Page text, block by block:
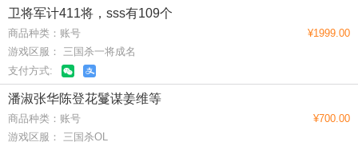
卫将军计411将，sss有109个
商品种类：账号
游戏区服： 三国杀一将成名
支付方式:
¥1999.00
潘淑张华陈登花鬘谋姜维等
商品种类：账号
游戏区服： 三国杀OL
¥700.00